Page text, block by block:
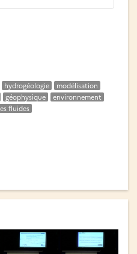
hydrogéologie
modélisation
géophysique
environnement
fluides